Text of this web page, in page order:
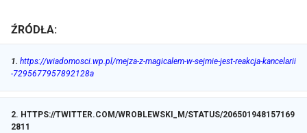
ŹRÓDŁA:
1. https://wiadomosci.wp.pl/mejza-z-magicalem-w-sejmie-jest-reakcja-kancelarii
-7295677957892128a
2. HTTPS://TWITTER.COM/WROBLEWSKI_M/STATUS/206501948157169
2811